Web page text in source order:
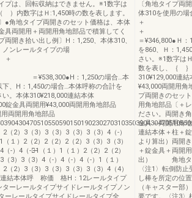
プは、回転収納はできません。※1数字は
）内数字はＨ:1,450時の数を表します。
●角地タイプ両開きのセット価格は、本体
具両開用＋両開用角地部品で積算してく
両開き拾い出し例〕H：1,250、本体310、
ンレールタイプの場
＋
＋
：1,250の場合…本
、H：1,450の場合…本体呼称の合計を
。本体310¥218,000連結本体
錠金具両開用¥43,000両開用角地部品
両開用角地部品
（2）3（3）3（3）3（3）3（3）4（-）
１）2（2）2（2）2（2）3（3）3（3）
-）4（-）̶̶̶̶̶̶1（１）1（１）2（2）2（2）
3）3（3）4（-）4（-）4（-）1（１）
（2）3（3）3（3）3（3）3（3）4（4）
結本体呼 称価 格H：12レールタイプ
ーレールタイプサイドレールタイプノン
ーレールタイプサイドレールタイプ全
〔角地タイプ両
体310
＝¥346,800●Ｈ
を860、Ｈ：
さい。※1数字は
数を表し、｛ ｝
310¥129,000連
¥43,000両開用角
プ両開きのセッ
用角地部品〔＋
ださい。両開き
金具＋両開用角
連結本体＋柱＋
より算出）両開
＋錠金具＋両開
出） 角地タイ
〈注1〉転倒防
し棒を所定の位
（キャスター部
要です。〈注3〉